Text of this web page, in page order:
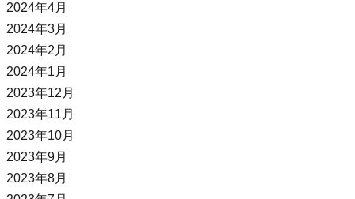
2024年4月
2024年3月
2024年2月
2024年1月
2023年12月
2023年11月
2023年10月
2023年9月
2023年8月